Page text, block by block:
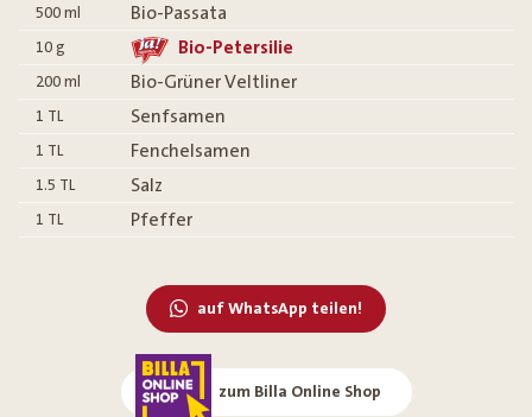
500 ml Bio-Passata
10 g Bio-Petersilie
200 ml Bio-Grüner Veltliner
1 TL Senfsamen
1 TL Fenchelsamen
1.5 TL Salz
1 TL Pfeffer
auf WhatsApp teilen!
zum Billa Online Shop